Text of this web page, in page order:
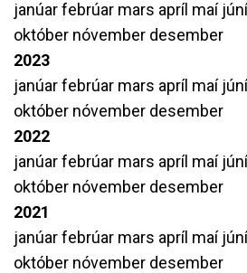
janúarfebrúar mars apríl maí
október nóvember desember
2023
janúarfebrúar mars apríl maí
október nóvember desember
2022
janúarfebrúar mars apríl maí
október nóvember desember
2021
janúarfebrúar mars apríl maí
október nóvember desember